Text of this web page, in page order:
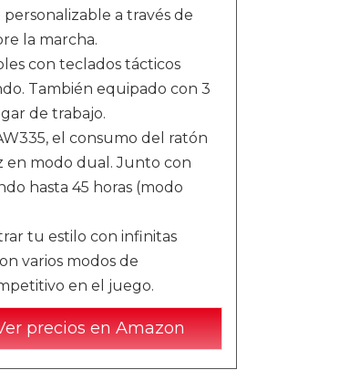
a través de
la marcha.
con teclados tácticos
También equipado con 3
de trabajo.
el consumo del ratón
en modo dual. Junto con
hasta 45 horas (modo
tu estilo con infinitas
varios modos de
en el juego.
precios en Amazon